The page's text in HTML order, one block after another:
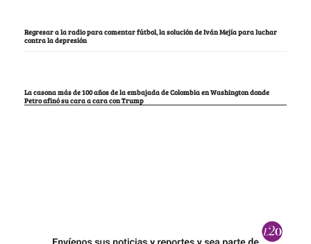
Regresar a la radio para comentar fútbol, la solución de Iván Mejía para luchar
contra la depresión
La casona más de 100 años de la embajada de Colombia en Washington donde
Petro afinó su cara a cara con Trump